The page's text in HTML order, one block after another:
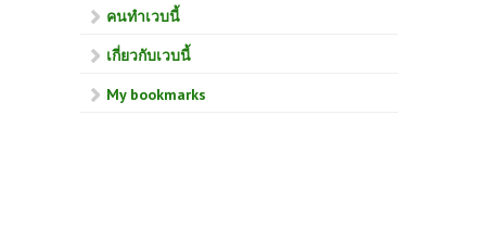
คนทำเวบนี้
เกี่ยวกับเวบนี้
My bookmarks